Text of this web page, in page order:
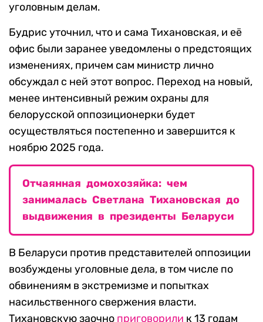
уголовным делам.
Будрис уточнил, что и сама Тихановская, и её
офис были заранее уведомлены о предстоящих
изменениях, причем сам министр лично
обсуждал с ней этот вопрос. Переход на новый,
менее интенсивный режим охраны для
белорусской оппозиционерки будет
осуществляться постепенно и завершится к
ноябрю 2025 года.
Отчаянная домохозяйка: чем
занималась Светлана Тихановская до
выдвижения в президенты Беларуси
В Беларуси против представителей оппозиции
возбуждены уголовные дела, в том числе по
обвинениям в экстремизме и попытках
насильственного свержения власти.
Тихановскую заочно приговорили к 13 годам